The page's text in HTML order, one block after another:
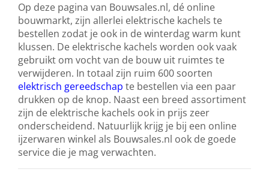
Op deze pagina van Bouwsales.nl, dé online
bouwmarkt, zijn allerlei elektrische kachels te
bestellen zodat je ook in de winterdag warm kunt
klussen. De elektrische kachels worden ook vaak
gebruikt om vocht van de bouw uit ruimtes te
verwijderen. In totaal zijn ruim 600 soorten
elektrisch gereedschap te bestellen via een paar
drukken op de knop. Naast een breed assortiment
zijn de elektrische kachels ook in prijs zeer
onderscheidend. Natuurlijk krijg je bij een online
ijzerwaren winkel als Bouwsales.nl ook de goede
service die je mag verwachten.